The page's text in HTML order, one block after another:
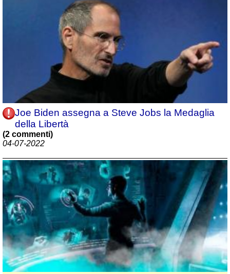
Joe Biden assegna a Steve Jobs la Medaglia
della Libertà
(2 commenti)
04-07-2022